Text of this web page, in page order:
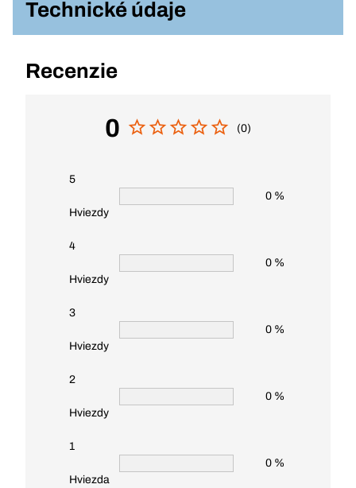
Technické údaje
Recenzie
0 (0)
5
Hviezdy
0 %
4
Hviezdy
0 %
3
Hviezdy
0 %
2
Hviezdy
0 %
1
Hviezda
0 %